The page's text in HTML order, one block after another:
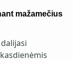
mažamečius